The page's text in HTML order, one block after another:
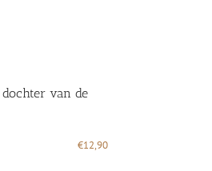
dochter van de
€12,90